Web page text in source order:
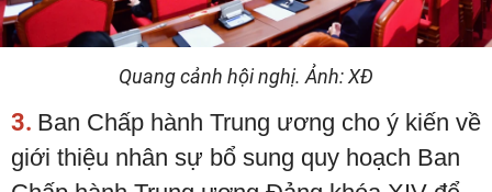
Quang cảnh hội nghị. Ảnh: XĐ
3. Ban Chấp hành Trung ương cho ý kiến về
giới thiệu nhân sự bổ sung quy hoạch Ban